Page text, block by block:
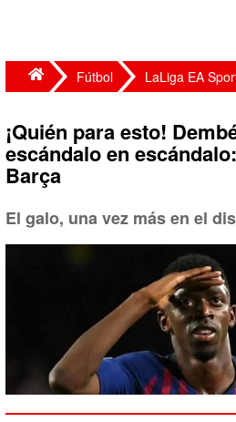
Fútbol LaLiga EA
¡Quién para esto!
escándalo en
Barça
El galo, una vez más en el